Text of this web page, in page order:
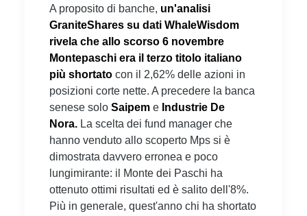
A proposito di banche, un'analisi
GraniteShares su dati WhaleWisdom
rivela che allo scorso 6 novembre
Montepaschi era il terzo titolo italiano
più shortato con il 2,62% delle azioni in
posizioni corte nette. A precedere la banca
senese solo Saipem e Industrie De
Nora. La scelta dei fund manager che
hanno venduto allo scoperto Mps si è
dimostrata davvero erronea e poco
lungimirante: il Monte dei Paschi ha
ottenuto ottimi risultati ed è salito dell'8%.
Più in generale, quest'anno chi ha shortato